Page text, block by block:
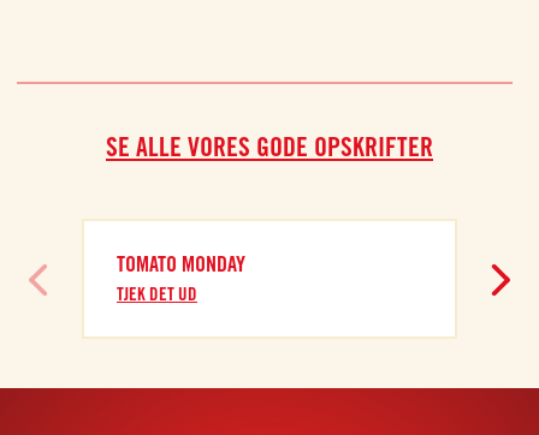
SE ALLE VORES GODE OPSKRIFTER
TOMATO MONDAY
TJEK DET UD